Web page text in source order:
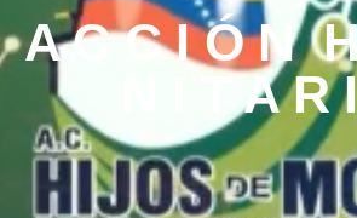
A C C I Ó N
N I T A R